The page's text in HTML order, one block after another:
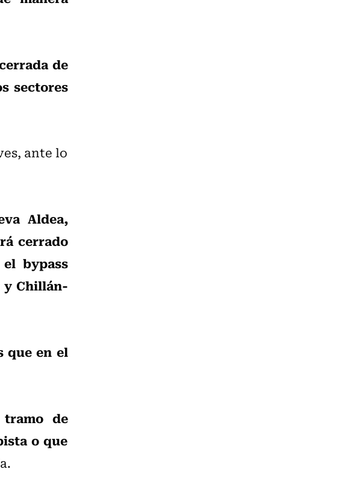
de
sectores
ante lo
Aldea,
cerrado
bypass
Chillán-
que en el
de
o que